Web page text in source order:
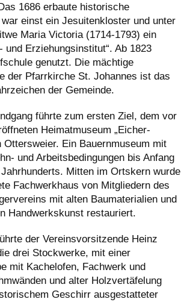
1686 erbaute historische
war einst ein Jesuitenkloster und unter
Maria Victoria (1714-1793) ein
und Erziehungsinstitut“. Ab 1823
genutzt. Die mächtige
der Pfarrkirche St. Johannes ist das
der Gemeinde.
führte zum ersten Ziel, dem vor
Heimatmuseum „Eicher-
Ottersweier. Ein Bauernmuseum mit
und Arbeitsbedingungen bis Anfang
Mitten im Ortskern wurde
Fachwerkhaus von Mitgliedern des
mit alten Baumaterialien und
Handwerkskunst restauriert.
der Vereinsvorsitzende Heinz
drei Stockwerke, mit einer
mit Kachelofen, Fachwerk und
und alter Holzvertäfelung
Geschirr ausgestatteter